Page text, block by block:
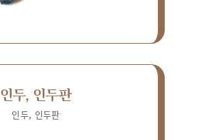
인두, 인두판
인두, 인두판